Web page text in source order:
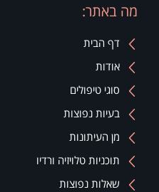
מה באתר:
דף הבית
אודות
סוגי טיפולים
בעיות נפוצות
מן העיתונות
תוכניות טלויזיה ורדיו
שאלות נפוצות